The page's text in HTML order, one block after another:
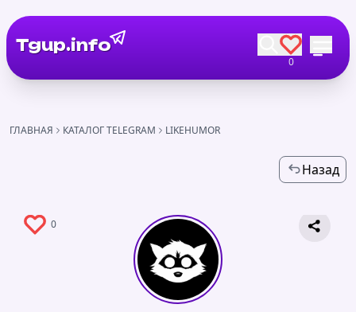
Tgup.info
0
ГЛАВНАЯ КАТАЛОГ TELEGRAM LIKEHUMOR
Назад
0